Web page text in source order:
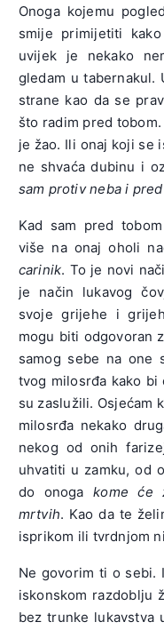
Onoga kojemu
smije primijetiti
uvijek je nekako
gledam u tabernakul.
strane kao da se
što radim pred
je žao. Ili onaj koji se
ne shvaća dubinu i
sam protiv neba i
Kad sam pred
više na onaj oholi
carinik. To je novi
je način lukavog
svoje grijehe i
mogu biti odgovoran
samog sebe na one
tvog milosrđa kako
su zaslužili. Osjećam
milosrđa nekako
nekog od onih
uhvatiti u zamku, od
do onogakome će
mrtvih. Kao da te
isprikom ili tvrdnjom
Ne govorim ti o sebi.
iskonskom razdoblju
bez trunke lukavstva